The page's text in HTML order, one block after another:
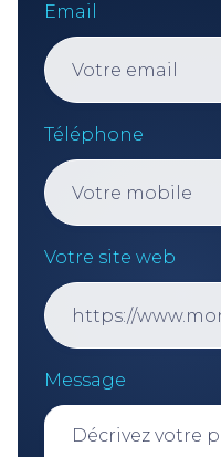
Email
Téléphone
Votre site web
Message